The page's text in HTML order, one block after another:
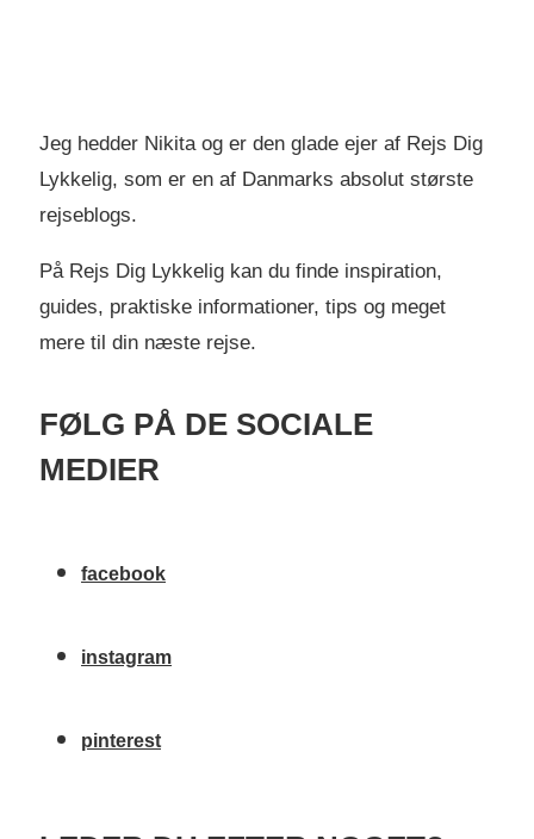
Jeg hedder Nikita og er den glade ejer af Rejs Dig
Lykkelig, som er en af Danmarks absolut største
rejseblogs.
På Rejs Dig Lykkelig kan du finde inspiration,
guides, praktiske informationer, tips og meget
mere til din næste rejse.
FØLG PÅ DE SOCIALE
MEDIER
facebook
instagram
pinterest